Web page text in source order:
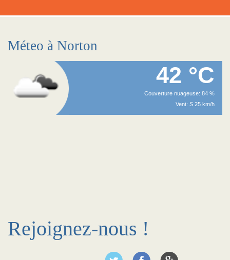
Méteo à Norton
42 °C
Couverture nuageuse: 84 %
Vent: S 25 km/h
Rejoignez-nous !